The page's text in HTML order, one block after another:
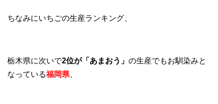
ちなみにいちごの生産ランキング、
栃木県に次いで2位が「あまおう」 の生産でもお馴染みと
なっている福岡県